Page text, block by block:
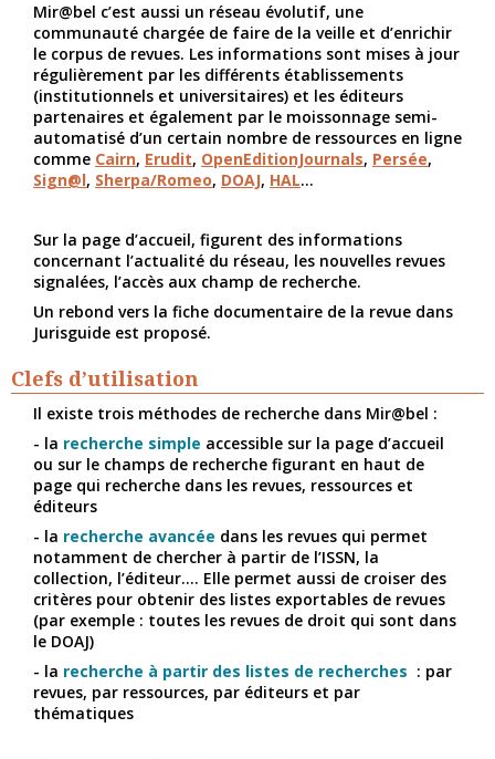
Mir@bel c’est aussi un réseau évolutif, une
communauté chargée de faire de la veille et d’enrichir
le corpus de revues. Les informations sont mises à jour
régulièrement par les différents établissements
(institutionnels et universitaires) et les éditeurs
partenaires et également par le moissonnage semi-
automatisé d’un certain nombre de ressources en ligne
comme Cairn, Erudit, OpenEditionJournals, Persée,
Sign@l, Sherpa/Romeo, DOAJ, HAL...
Sur la page d’accueil, figurent des informations
concernant l’actualité du réseau, les nouvelles revues
signalées, l’accès aux champ de recherche.
Un rebond vers la fiche documentaire de la revue dans
Jurisguide est proposé.
Clefs d’utilisation
Il existe trois méthodes de recherche dans Mir@bel :
- la recherche simple accessible sur la page d’accueil
ou sur le champs de recherche figurant en haut de
page qui recherche dans les revues, ressources et
éditeurs
- la recherche avancée dans les revues qui permet
notamment de chercher à partir de l’ISSN, la
collection, l’éditeur.... Elle permet aussi de croiser des
critères pour obtenir des listes exportables de revues
(par exemple : toutes les revues de droit qui sont dans
le DOAJ)
- la recherche à partir des listes de recherches : par
revues, par ressources, par éditeurs et par
thématiques